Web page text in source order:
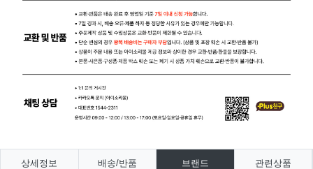
상세정보 배송/반품 브랜드 관련상품